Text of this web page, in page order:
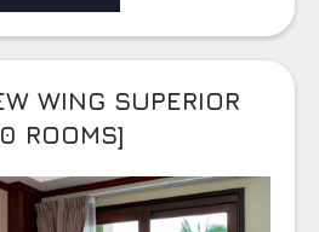
WING SUPERIOR
ROOMS]